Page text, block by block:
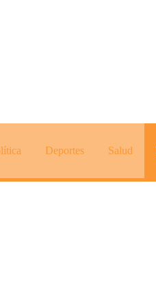
Deportes Salud